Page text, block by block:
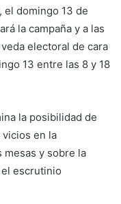
el domingo 13 de
la campaña y a las
electoral de cara
13 entre las 8 y 18
la posibilidad de
en la
y sobre la
escrutinio